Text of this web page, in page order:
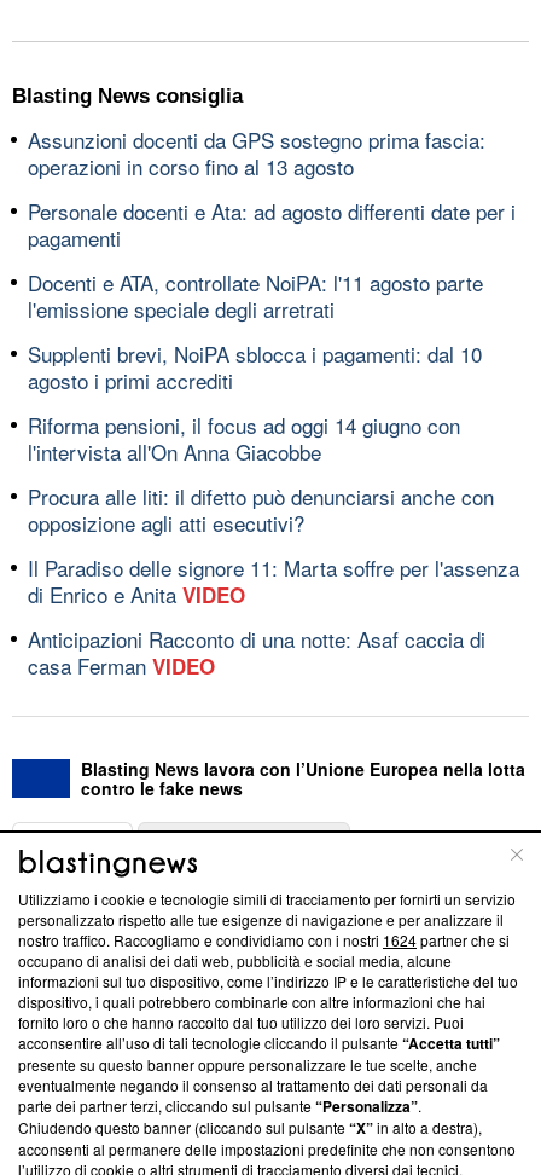
Blasting News consiglia
Assunzioni docenti da GPS sostegno prima fascia:
operazioni in corso fino al 13 agosto
Personale docenti e Ata: ad agosto differenti date per i
pagamenti
Docenti e ATA, controllate NoiPA: l'11 agosto parte
l'emissione speciale degli arretrati
Supplenti brevi, NoiPA sblocca i pagamenti: dal 10
agosto i primi accrediti
Riforma pensioni, il focus ad oggi 14 giugno con
l'intervista all'On Anna Giacobbe
Procura alle liti: il difetto può denunciarsi anche con
opposizione agli atti esecutivi?
Il Paradiso delle signore 11: Marta soffre per l'assenza
di Enrico e Anita VIDEO
Anticipazioni Racconto di una notte: Asaf caccia di
casa Ferman VIDEO
Blasting News lavora con l’Unione Europea nella lotta
contro le fake news
ABOUT
Questa sezione offre informazioni trasparenti su Blasting
News, sui nostri processi editoriali e su come ci impegniamo a
creare news di qualità. Inoltre, afferma la nostra aderenza a
‘Trust Project - News with Integrity’Blasting News non è
ancora membro del programma, ma ha richiesto di farne
parte; Trust Project non ha ancora effettuato una verifica di
conformità agli standard.
Su di noi
Team editoriale
Utilizziamo i cookie e tecnologie simili di tracciamento per fornirti un servizio
personalizzato rispetto alle tue esigenze di navigazione e per analizzare il
nostro traffico. Raccogliamo e condividiamo con i nostri 1624partner che si
occupano di analisi dei dati web, pubblicità e social media, alcune
informazioni sul tuo dispositivo, come l’indirizzo IP e le caratteristiche del tuo
dispositivo, i quali potrebbero combinarle con altre informazioni che hai
fornito loro o che hanno raccolto dal tuo utilizzo dei loro servizi. Puoi
acconsentire all’uso di tali tecnologie cliccando il pulsante“Accetta tutti”
presente su questo banner oppure personalizzare le tue scelte, anche
eventualmente negando il consenso al trattamento dei dati personali da
parte dei partner terzi, cliccando sul pulsante“Personalizza”.
Chiudendo questo banner (cliccando sul pulsante“X”in alto a destra),
acconsenti al permanere delle impostazioni predefinite che non consentono
l’utilizzo di cookie o altri strumenti di tracciamento diversi dai tecnici.